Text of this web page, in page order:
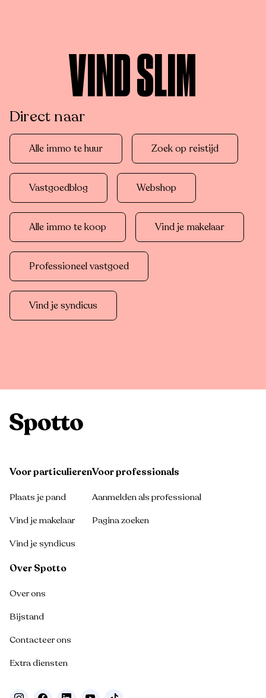
VIND SLIM
Direct naar
Alle immo te huur Zoek op reistijd
Vastgoedblog Webshop
Alle immo te koop Vind je makelaar
Professioneel vastgoed
Vind je syndicus
Voor particulieren
Plaats je pand
Vind je makelaar
Vind je syndicus
Voor professionals
Aanmelden als professional
Pagina zoeken
Over Spotto
Over ons
Bijstand
Contacteer ons
Extra diensten